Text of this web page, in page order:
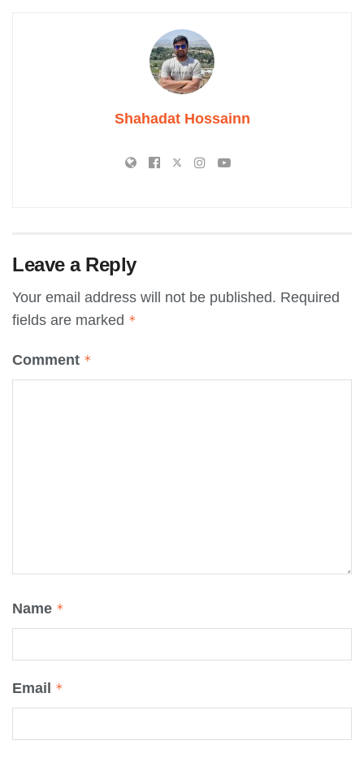
Shahadat Hossainn
Leave a Reply
Your email address will not be published. Required
fields are marked *
Comment *
Name *
Email *